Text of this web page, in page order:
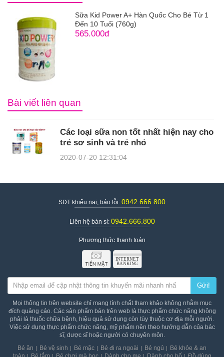
Sữa Kid Power A+ Hàn Quốc Cho Bé Từ 1
Đến 10 Tuổi (760g)
565.000đ
Bài viết liên quan
Các loại sữa non tốt nhất hiện nay cho
trẻ sơ sinh và trẻ nhỏ
2020-07-20 12:31:04
SDT khiếu nại, báo lỗi: 0942.666.800
Liên hệ bán sỉ: 0942.666.800
Phương thức thanh toán
Gửi!
Mọi thông tin trên website chỉ mang tính chất tham khảo không nhằm mục
đích quảng cáo. Các sản phẩm bán trên web là thực phẩm chức năng không
phải là thuốc chữa bệnh, hiệu quả sử dụng còn tùy thuộc cơ địa mỗi người.
Việc sử dụng thực phẩm chức năng, mỹ phẩm nên theo hướng dẫn của bác
sĩ, dược sĩ hoặc người có chuyên môn.
Bé ăn
Bé vệ sinh Bé mặc Bé đi ra ngoài Bé ngủ
Bé khỏe & an